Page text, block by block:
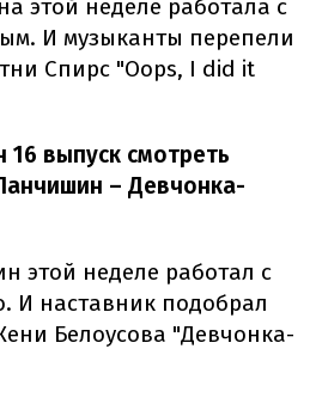
этой неделе работала с
И музыканты перепели
Спирс "Oops, I did it
выпуск смотреть
– Девчонка-
этой неделе работал с
И наставник подобрал
Белоусова "Девчонка-